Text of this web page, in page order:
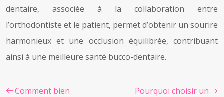
dentaire, associée à la collaboration entre
l’orthodontiste et le patient, permet d’obtenir un sourire
harmonieux et une occlusion équilibrée, contribuant
ainsi à une meilleure santé bucco-dentaire.
Comment bien
Pourquoi choisir un